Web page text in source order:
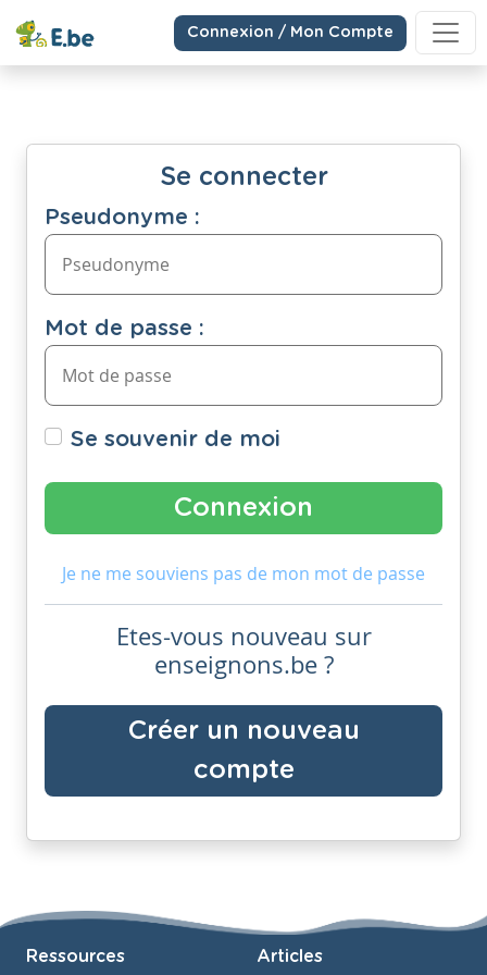
Connexion / Mon Compte
Se connecter
Pseudonyme :
Mot de passe :
Se souvenir de moi
Je ne me souviens pas de mon mot de passe
Etes-vous nouveau sur
enseignons.be ?
Créer un nouveau
compte
Ressources Articles